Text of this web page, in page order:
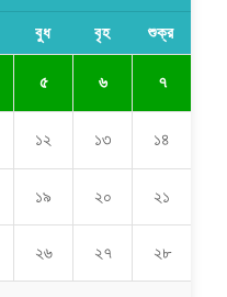
বুধ বৃহ শুক্র
৫ ৬ ৭
১২ ১৩ ১৪
১৯ ২০ ২১
২৬ ২৭ ২৮